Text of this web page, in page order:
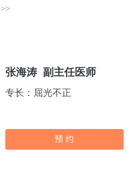
>>
张海涛 副主任医师
专长：屈光不正
预 约